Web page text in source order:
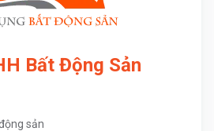
Bất Động Sản
sản